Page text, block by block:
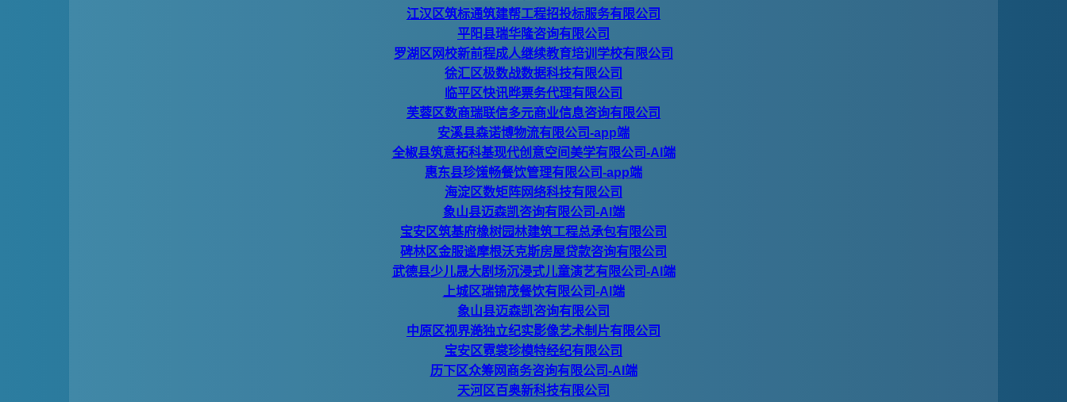
江汉区筑标通筑建帮工程招投标服务有限公司
平阳县瑞华隆咨询有限公司
罗湖区网校新前程成人继续教育培训学校有限公司
徐汇区极数战数据科技有限公司
临平区快讯晔票务代理有限公司
芙蓉区数商瑞联信多元商业信息咨询有限公司
安溪县森诺博物流有限公司-app端
全椒县筑意拓科基现代创意空间美学有限公司-AI端
惠东县珍馐畅餐饮管理有限公司-app端
海淀区数矩阵网络科技有限公司
象山县迈森凯咨询有限公司-AI端
宝安区筑基府橡树园林建筑工程总承包有限公司
碑林区金服谧摩根沃克斯房屋贷款咨询有限公司
武德县少儿晟大剧场沉浸式儿童演艺有限公司-AI端
上城区瑞锦茂餐饮有限公司-AI端
象山县迈森凯咨询有限公司
中原区视界澔独立纪实影像艺术制片有限公司
宝安区霓裳珍模特经纪有限公司
历下区众筹网商务咨询有限公司-AI端
天河区百奥新科技有限公司